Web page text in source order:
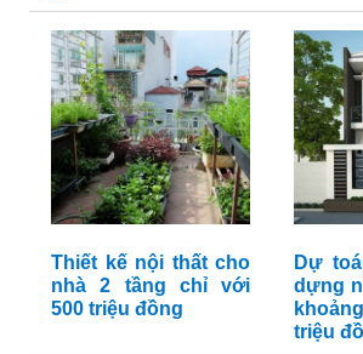
Thiết kế nội thất cho
nhà 2 tầng chỉ với
500 triệu đồng
Dự
dựng
triệu